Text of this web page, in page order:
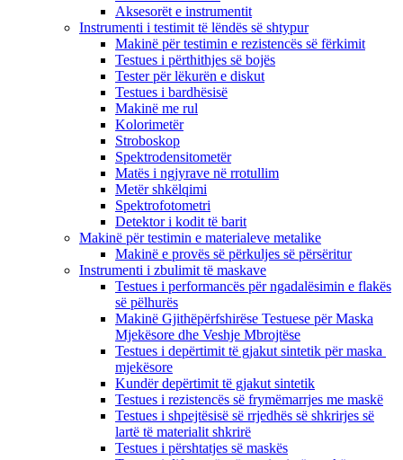
Aksesorët e instrumentit
Instrumenti i testimit të lëndës së shtypur
Makinë për testimin e rezistencës së fërkimit
Testues i përthithjes së bojës
Tester për lëkurën e diskut
Testues i bardhësisë
Makinë me rul
Kolorimetër
Stroboskop
Spektrodensitometër
Matës i ngjyrave në rrotullim
Metër shkëlqimi
Spektrofotometri
Detektor i kodit të barit
Makinë për testimin e materialeve metalike
Makinë e provës së përkuljes së përsëritur
Instrumenti i zbulimit të maskave
Testues i performancës për ngadalësimin e flakës
së pëlhurës
Makinë Gjithëpërfshirëse Testuese për Maska
Mjekësore dhe Veshje Mbrojtëse
Testues i depërtimit të gjakut sintetik për maska ​​
mjekësore
Kundër depërtimit të gjakut sintetik
Testues i rezistencës së frymëmarrjes me maskë
Testues i shpejtësisë së rrjedhës së shkrirjes së
lartë të materialit shkrirë
Testues i përshtatjes së maskës